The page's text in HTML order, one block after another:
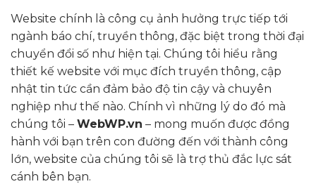
Website chính là công cụ ảnh hưởng trực tiếp tới
ngành báo chí, truyền thông, đặc biệt trong thời đại
chuyển đổi số như hiện tại. Chúng tôi hiểu rằng
thiết kế website với mục đích truyền thông, cập
nhật tin tức cần đảm bảo độ tin cậy và chuyên
nghiệp như thế nào. Chính vì những lý do đó mà
chúng tôi – WebWP.vn – mong muốn được đồng
hành với bạn trên con đường đến với thành công
lớn, website của chúng tôi sẽ là trợ thủ đắc lực sát
cánh bên bạn.